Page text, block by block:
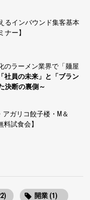
るインバウンド集客基本
ナー】
のラーメン業界で「麺屋
社員の未来」と「ブラン
決断の裏側～
アガリコ餃子楼・M＆
料試食会】
開業 (1)